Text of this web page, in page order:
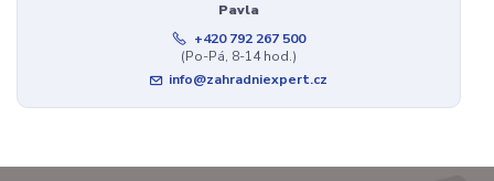
Pavla
+420 792 267 500
(Po-Pá, 8-14 hod.)
info@zahradniexpert.cz